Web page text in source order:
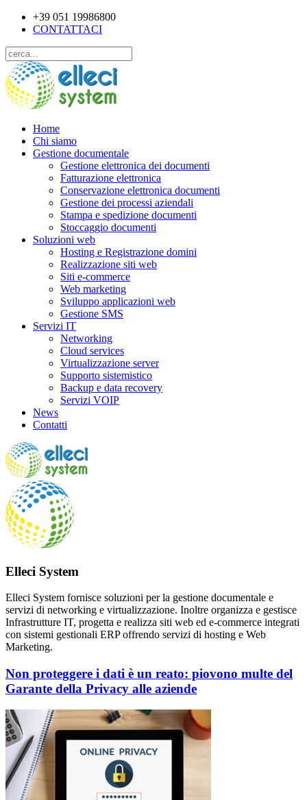
+39 051 19986800
CONTATTACI
Home
Chi siamo
Gestione documentale
Gestione elettronica dei documenti
Fatturazione elettronica
Conservazione elettronica documenti
Gestione dei processi aziendali
Stampa e spedizione documenti
Stoccaggio documenti
Soluzioni web
Hosting e Registrazione domini
Realizzazione siti web
Siti e-commerce
Web marketing
Sviluppo applicazioni web
Gestione SMS
Servizi IT
Networking
Cloud services
Virtualizzazione server
Supporto sistemistico
Backup e data recovery
Servizi VOIP
News
Contatti
Elleci System
Elleci System fornisce soluzioni per la gestione documentale e
servizi di networking e virtualizzazione. Inoltre organizza e gestisce
Infrastrutture IT, progetta e realizza siti web ed e-commerce integrati
con sistemi gestionali ERP offrendo servizi di hosting e Web
Marketing.
Non proteggere i dati è un reato: piovono multe del
Garante della Privacy alle aziende